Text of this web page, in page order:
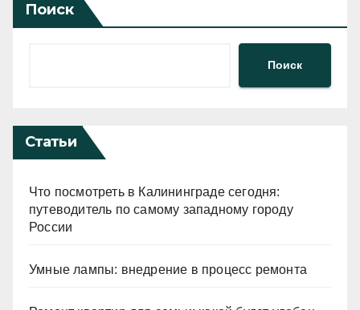
Поиск
Поиск
Статьи
Что посмотреть в Калининграде сегодня:
путеводитель по самому западному городу
России
Умные лампы: внедрение в процесс ремонта